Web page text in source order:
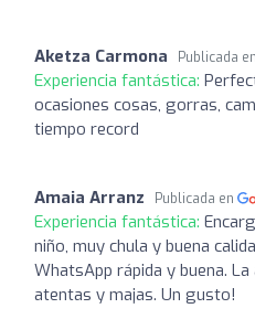
Aketza Carmona Publicada en
Experiencia fantástica:
ocasiones cosas, gorras,
tiempo record
Amaia Arranz Publicada en
Experiencia fantástica:
niño, muy chula y buena
WhatsApp rápida y buena.
atentas y majas. Un gusto!